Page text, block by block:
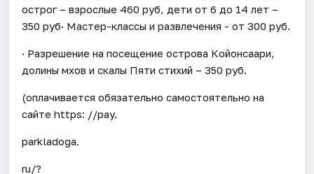
острог – взрослые 460 руб, дети от 6 до 14 лет –
350 руб· Мастер-классы и развлечения - от 300 руб.
· Разрешение на посещение острова Койонсаари,
долины мхов и скалы Пяти стихий – 350 руб.
(оплачивается обязательно самостоятельно на
сайте https: //pay.
parkladoga.
ru/?